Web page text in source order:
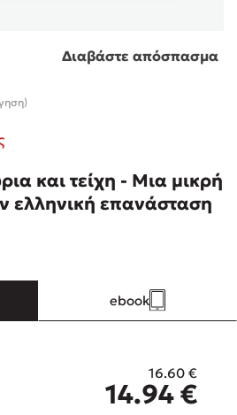
μου είσαι εσύ
Γλωσσόπουλος
κάτω, μπροστά, πίσω
Διαβάστε απόσπασμα
και τείχη - Μια μικρή
ελληνική επανάσταση
ebook
16.60 €
14.94€